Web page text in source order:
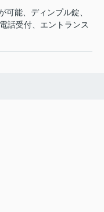
可能、ディンプル錠、
話受付、エントランス